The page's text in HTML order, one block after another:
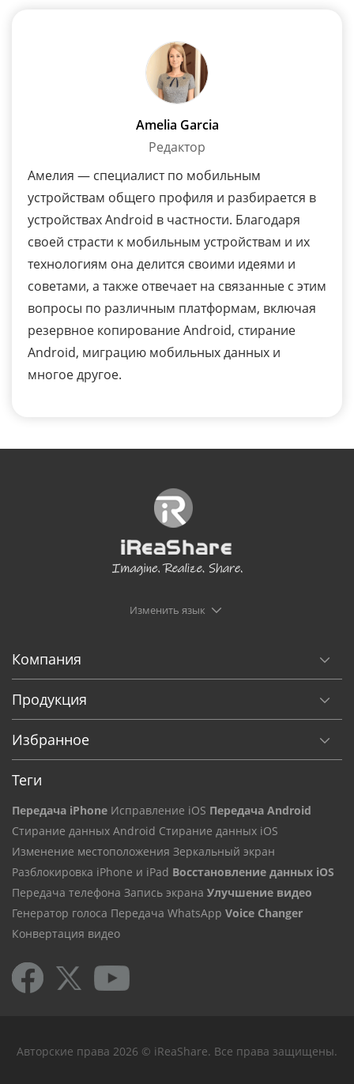
Amelia Garcia
Редактор
Амелия — специалист по мобильным
устройствам общего профиля и разбирается в
устройствах Android в частности. Благодаря
своей страсти к мобильным устройствам и их
технологиям она делится своими идеями и
советами, а также отвечает на связанные с этим
вопросы по различным платформам, включая
резервное копирование Android, стирание
Android, миграцию мобильных данных и
многое другое.
Изменить язык
Компания
Продукция
Избранное
Теги
Передача iPhone Исправление iOS Передача Android
Стирание данных Android Стирание данных iOS
Изменение местоположения Зеркальный экран
Разблокировка iPhone и iPad Восстановление данных iOS
Передача телефона Запись экрана Улучшение видео
Генератор голоса Передача WhatsApp Voice Changer
Конвертация видео
Авторские права 2026 © iReaShare. Все права защищены.